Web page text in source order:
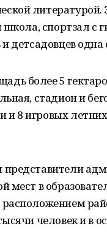
литературой.
школа, спортзал с
детсадовцев одна
более 5
стадион и
8 игровых
представители
мест в
человек и в